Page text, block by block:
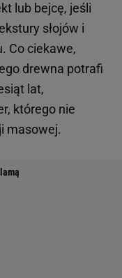
lub bejcę, jeśli
słojów i
Co ciekawe,
drewna potrafi
lat,
którego nie
masowej.